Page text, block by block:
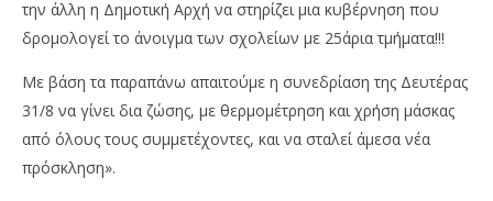
την άλλη η Δημοτική Αρχή να στηρίζει μια κυβέρνηση που
δρομολογεί το άνοιγμα των σχολείων με 25άρια τμήματα!!!
Με βάση τα παραπάνω απαιτούμε η συνεδρίαση της Δευτέρας
31/8 να γίνει δια ζώσης, με θερμομέτρηση και χρήση μάσκας
από όλους τους συμμετέχοντες, και να σταλεί άμεσα νέα
πρόσκληση».